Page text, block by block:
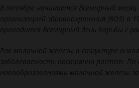
В октябре начинается Всемирный
организацией здравоохранения (ВОЗ) в
проводится Всемирный день борьбы с
Рак молочной железы в структуре
заболеваемость постоянно растет. По
новообразованиями молочной железы